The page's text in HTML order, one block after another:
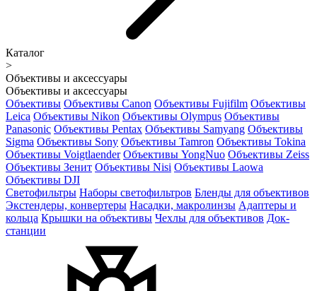
Каталог
>
Объективы и аксессуары
Объективы и аксессуары
Объективы Объективы Canon Объективы Fujifilm Объективы
Leica Объективы Nikon Объективы Olympus Объективы
Panasonic Объективы Pentax Объективы Samyang Объективы
Sigma Объективы Sony Объективы Tamron Объективы Tokina
Объективы Voigtlaender Объективы YongNuo Объективы Zeiss
Объективы Зенит Объективы Nisi Объективы Laowa
Объективы DJI
Светофильтры Наборы светофильтров Бленды для объективов
Экстендеры, конвертеры Насадки, макролинзы Адаптеры и
кольца Крышки на объективы Чехлы для объективов Док-
станции